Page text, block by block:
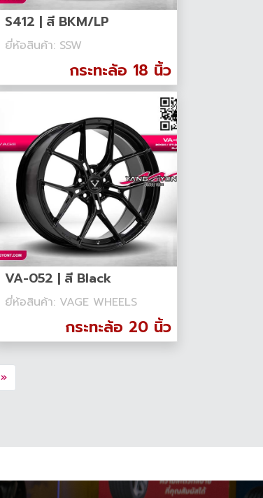
S412 | สี BKM/LP
ยี่ห้อสินค้า: SSW
กระทะล้อ 18 นิ้ว
VA-052 | สี Black
ยี่ห้อสินค้า: VAGE WHEELS
กระทะล้อ 20 นิ้ว
»